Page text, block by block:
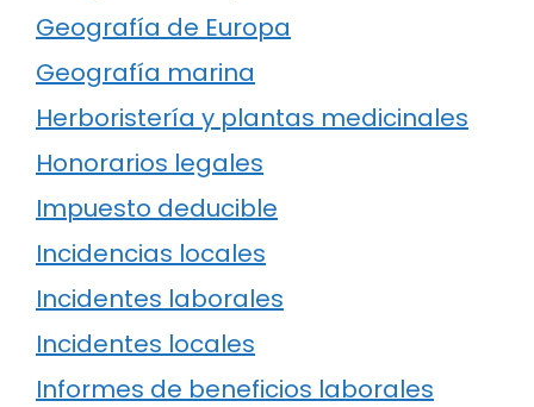
Geografía de Europa
Geografía marina
Herboristería y plantas medicinales
Honorarios legales
Impuesto deducible
Incidencias locales
Incidentes laborales
Incidentes locales
Informes de beneficios laborales